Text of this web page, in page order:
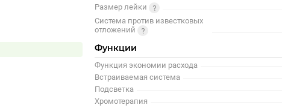
Размер лейки
Система против известковых
отложений
Функции
Функция экономии расхода
Встраиваемая система
Подсветка
Хромотерапия